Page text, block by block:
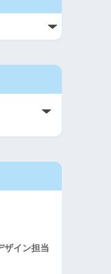
ザイン担当